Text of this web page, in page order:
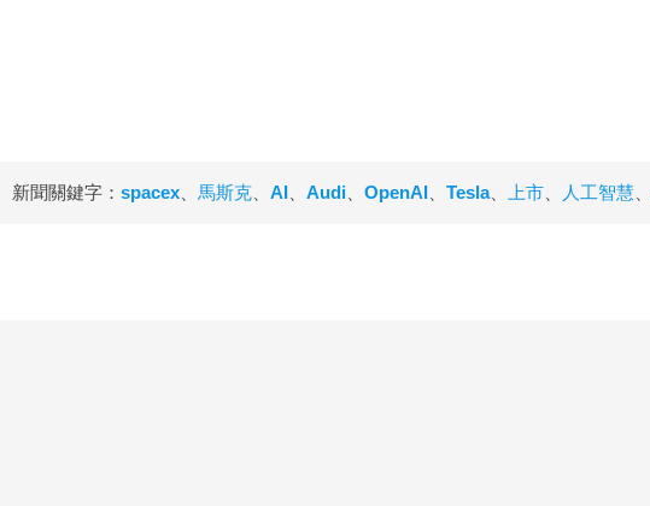
新聞關鍵字： spacex、 馬斯克、 AI、 Audi、 OpenAI、 Tesla、 上市、 人工智慧、